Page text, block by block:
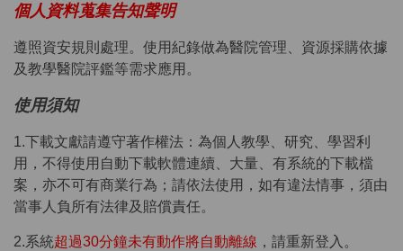
個人資料蒐集告知聲明
遵照資安規則處理。使用紀錄做為醫院管理、資源採購依據
及教學醫院評鑑等需求應用。
使用須知
1.下載文獻請遵守著作權法：為個人教學、研究、學習利
用，不得使用自動下載軟體連續、大量、有系統的下載檔
案，亦不可有商業行為；請依法使用，如有違法情事，須由
當事人負所有法律及賠償責任。
2.系統超過30分鐘未有動作將自動離線 ，請重新登入。